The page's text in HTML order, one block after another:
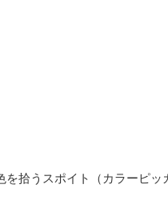
を拾うスポイト（カラーピッ